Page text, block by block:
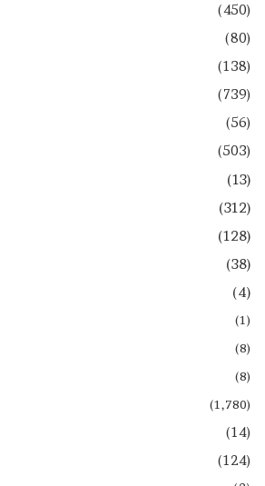
(450)
(80)
(138)
(739)
(56)
(503)
(13)
(312)
(128)
(38)
(4)
(1)
(8)
(8)
(1,780)
(14)
(124)